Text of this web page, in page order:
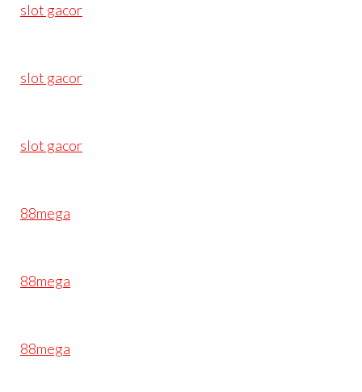
slot gacor
slot gacor
slot gacor
88mega
88mega
88mega